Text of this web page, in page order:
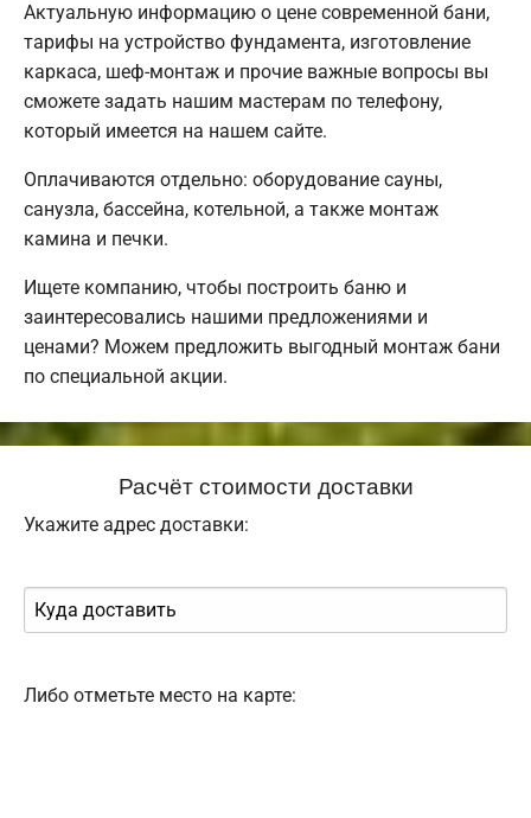
Актуальную информацию о цене современной бани,
тарифы на устройство фундамента, изготовление
каркаса, шеф-монтаж и прочие важные вопросы вы
сможете задать нашим мастерам по телефону,
который имеется на нашем сайте.
Оплачиваются отдельно: оборудование сауны,
санузла, бассейна, котельной, а также монтаж
камина и печки.
Ищете компанию, чтобы построить баню и
заинтересовались нашими предложениями и
ценами? Можем предложить выгодный монтаж бани
по специальной акции.
Расчёт стоимости доставки
Укажите адрес доставки:
Либо отметьте место на карте: